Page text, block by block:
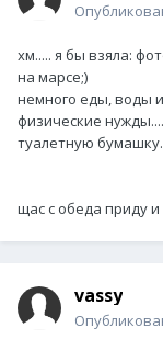
хм..... я бы взяла:
на марсе;)
немного еды, воды
физические нужды....
туалетную
щас с обеда приду
vassy